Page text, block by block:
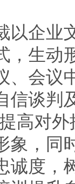
企业
，生动
、会议
信谈判
高对
象，同
诚度，